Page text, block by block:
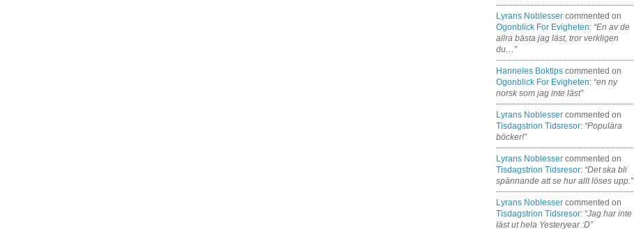
Lyrans Noblesser commented on
Ogonblick For Evigheten: “En av de
allra bästa jag läst, tror verkligen
du…”
Hanneles Boktips commented on
Ogonblick For Evigheten: “en ny
norsk som jag inte läst”
Lyrans Noblesser commented on
Tisdagstrion Tidsresor: “Populära
böcker!”
Lyrans Noblesser commented on
Tisdagstrion Tidsresor: “Det ska bli
spännande att se hur allt löses upp.”
Lyrans Noblesser commented on
Tisdagstrion Tidsresor: “Jag har inte
läst ut hela Yesteryear :D”